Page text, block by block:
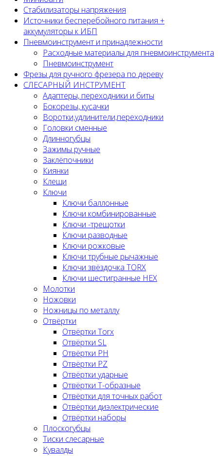
Стабилизаторы напряжения
Источники бесперебойного питания +
аккумуляторы к ИБП
Пневмоинструмент и принадлежности
Расходные материалы для пневмоинструмента
Пневмоинструмент
Фрезы для ручного фрезера по дереву
СЛЕСАРНЫЙ ИНСТРУМЕНТ
Адаптеры, переходники и биты
Бокорезы, кусачки
Воротки,удлинители,переходники
Головки сменные
Длинногубцы
Зажимы ручные
Заклёпочники
Киянки
Клещи
Ключи
Ключи баллонные
Ключи комбинированные
Ключи -трещотки
Ключи разводные
Ключи рожковые
Ключи трубные рычажные
Ключи звёздочка TORX
Ключи шестигранные HEX
Молотки
Ножовки
Ножницы по металлу
Отвёртки
Отвёртки Torx
Отвёртки SL
Отвёртки PH
Отвёртки PZ
Отвёртки ударные
Отвёртки Т-образные
Отвёртки для точных работ
Отвёртки диэлектрические
Отвёртки наборы
Плоскогубцы
Тиски слесарные
Кувалды